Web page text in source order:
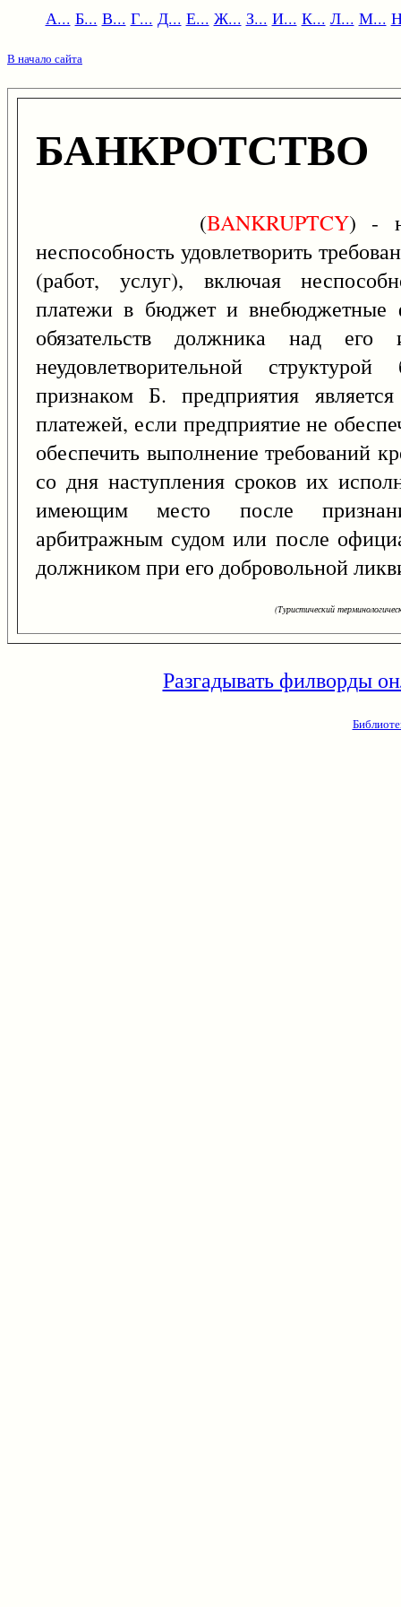
А... Б... В... Г... Д... Е... Ж... З... И... К... Л... М...
В начало сайта
БАНКРОТСТВО
(BANKRUPTCY) -
неспособность удовлетворить
(работ, услуг), включая
платежи в бюджет и
обязательств должника над
неудовлетворительной
признаком Б. предприятия
платежей, если предприятие не
обеспечить выполнение требований
со дня наступления сроков их
имеющим место после
арбитражным судом или после
должником при его добровольной
(Туристический
Разгадывать филворды